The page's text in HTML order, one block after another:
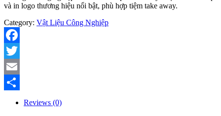
và in logo thương hiệu nổi bật, phù hợp tiệm take away.
Category: Vật Liệu Công Nghiệp
Facebook
Twitter
Email
Reviews (0)